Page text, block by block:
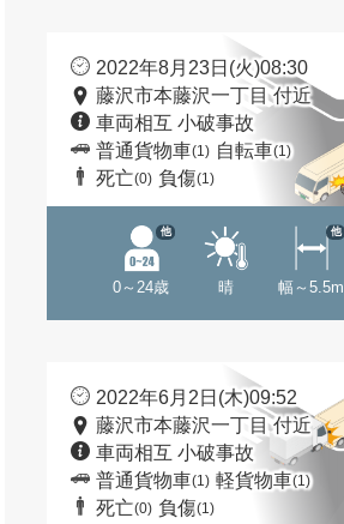
2022年8月23日(火)08:30
藤沢市本藤沢一丁目 付近
車両相互 小破事故
普通貨物車(1) 自転車(1)
死亡(0) 負傷(1)
0～24歳
他
晴 幅～5.5m
他
2022年6月2日(木)09:52
藤沢市本藤沢一丁目 付近
車両相互 小破事故
普通貨物車(1) 軽貨物車(1)
死亡(0) 負傷(1)